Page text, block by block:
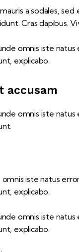
a sodales,
Cras dapibus.
omnis iste
explicabo.
accusam
omnis iste
omnis iste natus
explicabo.
omnis iste
explicabo.